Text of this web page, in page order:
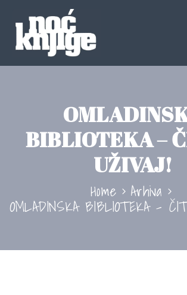
BIBLIOTEKA –
UŽIVAJ!
Home Arhiva
OMLADINSKA BIBLIOTEKA –